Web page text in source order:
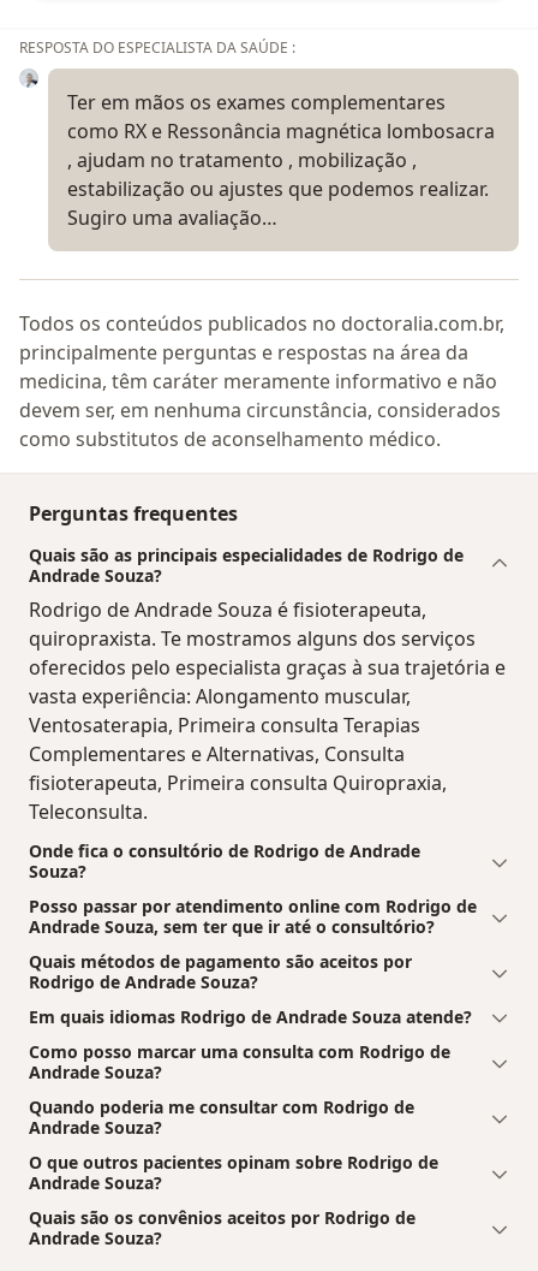
RESPOSTA DO ESPECIALISTA DA SAÚDE :
Ter em mãos os exames complementares
como RX e Ressonância magnética lombosacra
, ajudam no tratamento , mobilização ,
estabilização ou ajustes que podemos realizar.
Sugiro uma avaliação…
Todos os conteúdos publicados no doctoralia.com.br,
principalmente perguntas e respostas na área da
medicina, têm caráter meramente informativo e não
devem ser, em nenhuma circunstância, considerados
como substitutos de aconselhamento médico.
Perguntas frequentes
Quais são as principais especialidades de Rodrigo de
Andrade Souza?
Rodrigo de Andrade Souza é fisioterapeuta,
quiropraxista. Te mostramos alguns dos serviços
oferecidos pelo especialista graças à sua trajetória e
vasta experiência: Alongamento muscular,
Ventosaterapia, Primeira consulta Terapias
Complementares e Alternativas, Consulta
fisioterapeuta, Primeira consulta Quiropraxia,
Teleconsulta.
Onde fica o consultório de Rodrigo de Andrade
Souza?
Posso passar por atendimento online com Rodrigo de
Andrade Souza, sem ter que ir até o consultório?
Quais métodos de pagamento são aceitos por
Rodrigo de Andrade Souza?
Em quais idiomas Rodrigo de Andrade Souza atende?
Como posso marcar uma consulta com Rodrigo de
Andrade Souza?
Quando poderia me consultar com Rodrigo de
Andrade Souza?
O que outros pacientes opinam sobre Rodrigo de
Andrade Souza?
Quais são os convênios aceitos por Rodrigo de
Andrade Souza?